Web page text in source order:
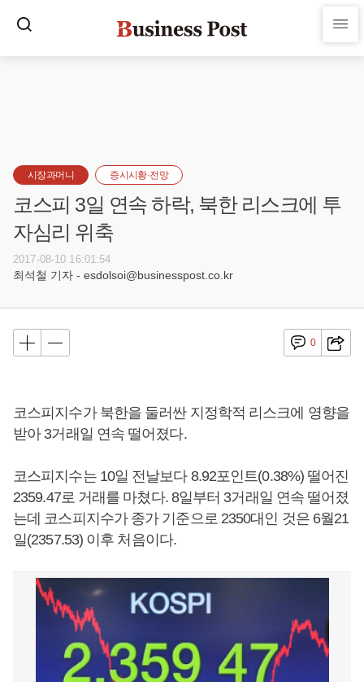
시장과머니 증시시황·전망
코스피 3일 연속 하락, 북한 리스크에 투
자심리 위축
2017-08-10 16:01:54
최석철 기자 - esdolsoi@businesspost.co.kr
0
코스피지수가 북한을 둘러싼 지정학적 리스크에 영향을
받아 3거래일 연속 떨어졌다.
코스피지수는 10일 전날보다 8.92포인트(0.38%) 떨어진
2359.47로 거래를 마쳤다. 8일부터 3거래일 연속 떨어졌
는데 코스피지수가 종가 기준으로 2350대인 것은 6월21
일(2357.53) 이후 처음이다.